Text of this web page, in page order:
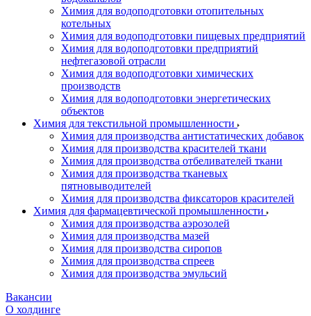
Химия для водоподготовки отопительных
котельных
Химия для водоподготовки пищевых предприятий
Химия для водоподготовки предприятий
нефтегазовой отрасли
Химия для водоподготовки химических
производств
Химия для водоподготовки энергетических
объектов
Химия для текстильной промышленности
Химия для производства антистатических добавок
Химия для производства красителей ткани
Химия для производства отбеливателей ткани
Химия для производства тканевых
пятновыводителей
Химия для производства фиксаторов красителей
Химия для фармацевтической промышленности
Химия для производства аэрозолей
Химия для производства мазей
Химия для производства сиропов
Химия для производства спреев
Химия для производства эмульсий
Вакансии
О холдинге